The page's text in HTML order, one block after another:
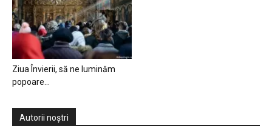
Ziua Învierii, să ne luminăm
popoare…
Autorii noștri